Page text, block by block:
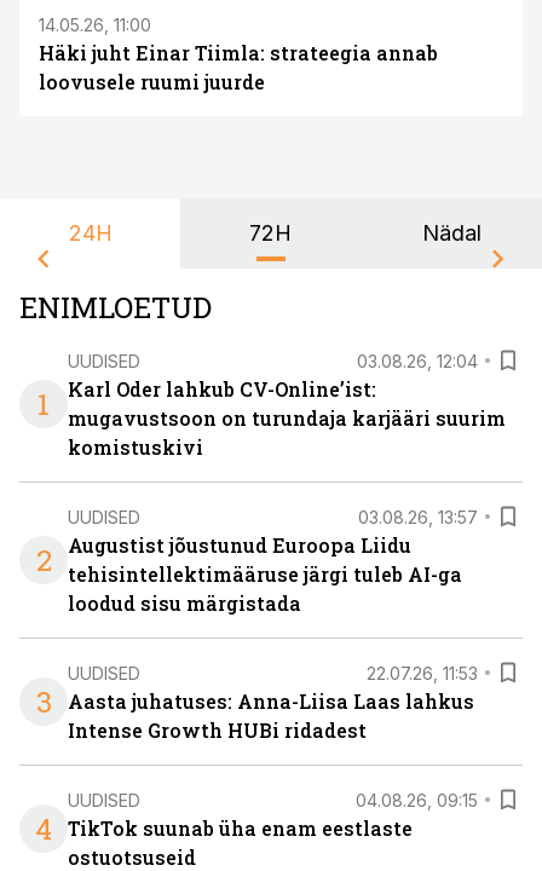
14.05.26, 11:00
Häki juht Einar Tiimla: strateegia annab
loovusele ruumi juurde
24H 72H Nädal
ENIMLOETUD
1
UUDISED 03.08.26, 12:04
Karl Oder lahkub CV-Online’ist:
mugavustsoon on turundaja karjääri suurim
komistuskivi
2
UUDISED 03.08.26, 13:57
Augustist jõustunud Euroopa Liidu
tehisintellektimääruse järgi tuleb AI-ga
loodud sisu märgistada
3
UUDISED 22.07.26, 11:53
Aasta juhatuses: Anna-Liisa Laas lahkus
Intense Growth HUBi ridadest
4
UUDISED 04.08.26, 09:15
TikTok suunab üha enam eestlaste
ostuotsuseid